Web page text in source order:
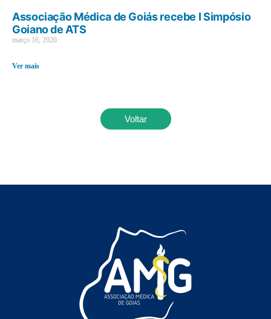
Associação Médica de Goiás recebe I Simpósio
Goiano de ATS
março 16, 2026
Ver mais
Voltar